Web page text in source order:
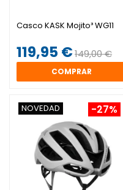
Casco KASK Mojito³ WG11
119,95 €149,00 €
COMPRAR
-27%
NOVEDAD